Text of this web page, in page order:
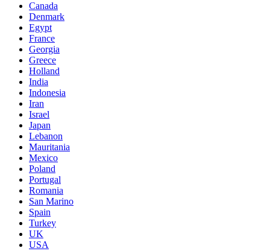
Canada
Denmark
Egypt
France
Georgia
Greece
Holland
India
Indonesia
Iran
Israel
Japan
Lebanon
Mauritania
Mexico
Poland
Portugal
Romania
San Marino
Spain
Turkey
UK
USA